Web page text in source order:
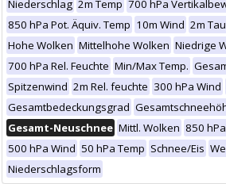
Niederschlag 2m Temp 700 hPa
850 hPa Pot. Äquiv. Temp 10m Wind 2m
Hohe Wolken Mittelhohe Wolken Niedrige
700 hPa Rel. Feuchte Min/Max Temp.
Spitzenwind 2m Rel. feuchte 300 hPa Wind
Gesamtbedeckungsgrad
Gesamt-Neuschnee Mittl. Wolken 850
500 hPa Wind 50 hPa Temp Schnee/Eis
Niederschlagsform